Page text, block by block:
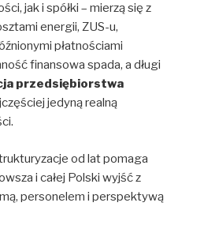
jak i spółki – mierzą się z
energii, ZUS-u,
płatnościami
finansowa spada, a długi
przedsiębiorstwa
jedyną realną
od lat pomaga
i całej Polski wyjść z
personelem i perspektywą